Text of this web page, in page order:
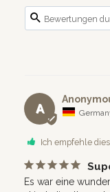
A
Ich empfehle
Es war eine